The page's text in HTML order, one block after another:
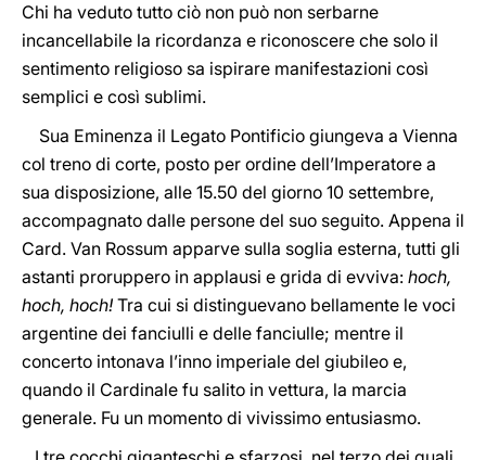
Chi ha veduto tutto ciò non può non serbarne
incancellabile la ricordanza e riconoscere che solo il
sentimento religioso sa ispirare manifestazioni così
semplici e così sublimi.
Sua Eminenza il Legato Pontificio giungeva a Vienna
col treno di corte, posto per ordine dell’Imperatore a
sua disposizione, alle 15.50 del giorno 10 settembre,
accompagnato dalle persone del suo seguito. Appena il
Card. Van Rossum apparve sulla soglia esterna, tutti gli
astanti proruppero in applausi e grida di evviva: hoch,
hoch, hoch! Tra cui si distinguevano bellamente le voci
argentine dei fanciulli e delle fanciulle; mentre il
concerto intonava l’inno imperiale del giubileo e,
quando il Cardinale fu salito in vettura, la marcia
generale. Fu un momento di vivissimo entusiasmo.